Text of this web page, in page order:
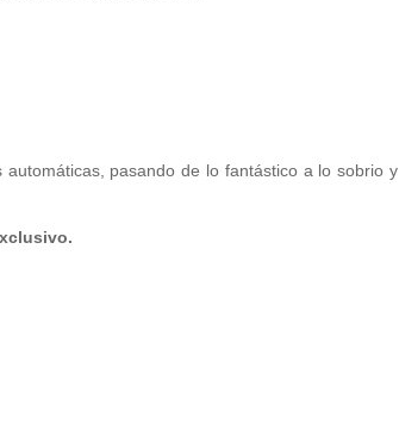
pasando de lo fantástico a lo sobrio y